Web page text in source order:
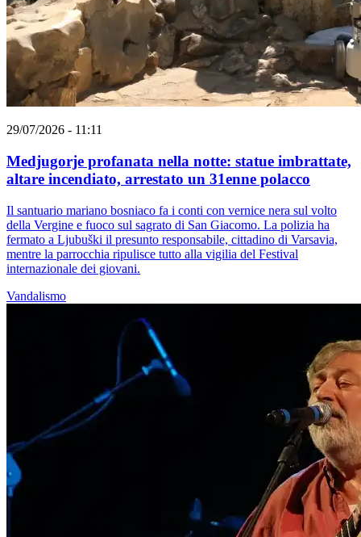
29/07/2026 - 11:11
Medjugorje profanata nella notte: statue imbrattate,
altare incendiato, arrestato un 31enne polacco
Il santuario mariano bosniaco fa i conti con vernice nera sul volto
della Vergine e fuoco sul sagrato di San Giacomo. La polizia ha
fermato a Ljubuški il presunto responsabile, cittadino di Varsavia,
mentre la parrocchia ripulisce tutto alla vigilia del Festival
internazionale dei giovani.
Vandalismo